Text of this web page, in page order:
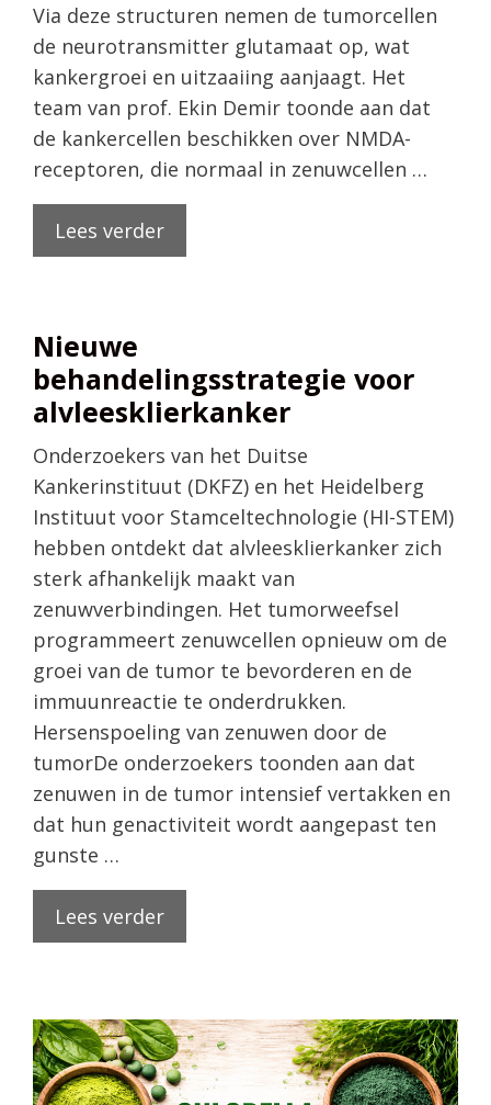
Via deze structuren nemen de tumorcellen
de neurotransmitter glutamaat op, wat
kankergroei en uitzaaiing aanjaagt. Het
team van prof. Ekin Demir toonde aan dat
de kankercellen beschikken over NMDA-
receptoren, die normaal in zenuwcellen …
Lees verder
Nieuwe
behandelingsstrategie voor
alvleesklierkanker
Onderzoekers van het Duitse
Kankerinstituut (DKFZ) en het Heidelberg
Instituut voor Stamceltechnologie (HI-STEM)
hebben ontdekt dat alvleesklierkanker zich
sterk afhankelijk maakt van
zenuwverbindingen. Het tumorweefsel
programmeert zenuwcellen opnieuw om de
groei van de tumor te bevorderen en de
immuunreactie te onderdrukken.
Hersenspoeling van zenuwen door de
tumorDe onderzoekers toonden aan dat
zenuwen in de tumor intensief vertakken en
dat hun genactiviteit wordt aangepast ten
gunste …
Lees verder